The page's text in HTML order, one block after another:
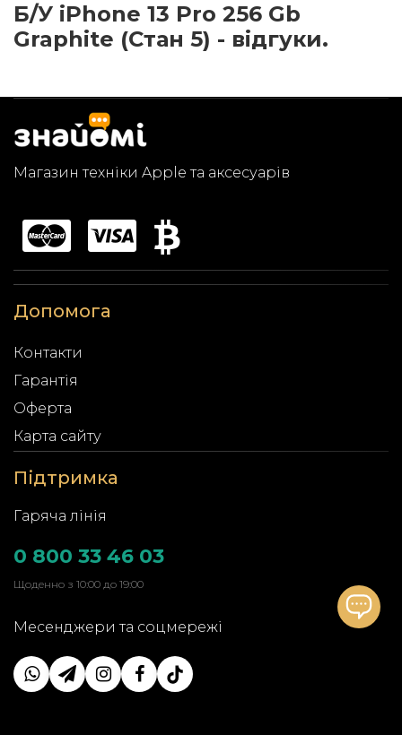
Б/У iPhone 13 Pro 256 Gb
Graphite (Стан 5) - відгуки.
Магазин техніки Apple та аксесуарів
Допомога
Контакти
Гарантія
Оферта
Карта сайту
Підтримка
Гаряча лінія
0 800 33 46 03
Щоденно з 10:00 до 19:00
Месенджери та соцмережі